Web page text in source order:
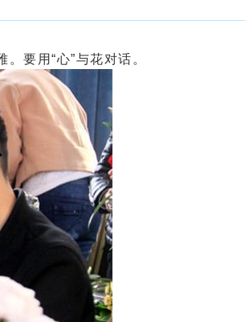
要用“心”与花对话。